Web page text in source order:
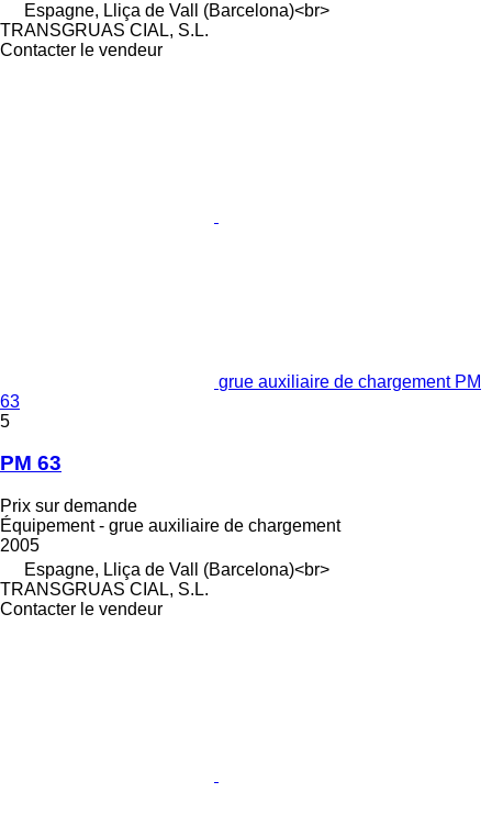
Espagne, Lliça de Vall (Barcelona)<br>
TRANSGRUAS CIAL, S.L.
Contacter le vendeur
grue auxiliaire de chargement PM
63
5
PM 63
Prix sur demande
Équipement - grue auxiliaire de chargement
2005
Espagne, Lliça de Vall (Barcelona)<br>
TRANSGRUAS CIAL, S.L.
Contacter le vendeur